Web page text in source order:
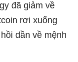
đã giảm về
rơi xuống
dần về mệnh